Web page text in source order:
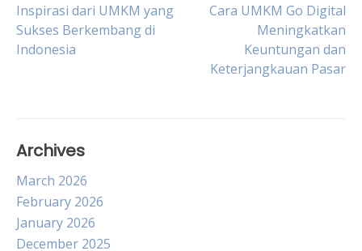
Post
navigation
Inspirasi dari UMKM yang
Sukses Berkembang di
Indonesia
Cara UMKM Go Digital
Meningkatkan
Keuntungan dan
Keterjangkauan Pasar
Archives
March 2026
February 2026
January 2026
December 2025